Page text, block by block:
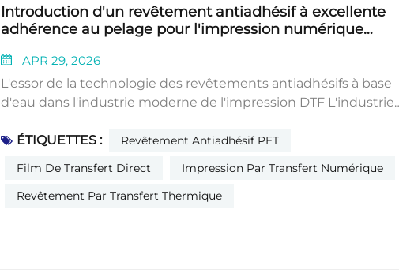
Introduction d'un revêtement antiadhésif à excellente
adhérence au pelage pour l'impression numérique
APR 29, 2026
L'essor de la technologie des revêtements antiadhésifs à base
d'eau dans l'industrie moderne de l'impression DTF L'industrie
transfert DTF, s'oriente vers des auxiliaires durables et
aqueux, conçus pour les films PET, permettent un transfert de
chaleur propre avec de faibles émissions de COV. Le revêtement
ÉTIQUETTES :
Revêtement Antiadhésif PET
Film De Transfert Direct
Impression Par Transfert Numérique
Revêtement Par Transfert Thermique